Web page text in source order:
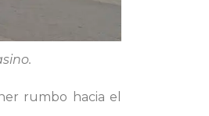
rumbo hacia el